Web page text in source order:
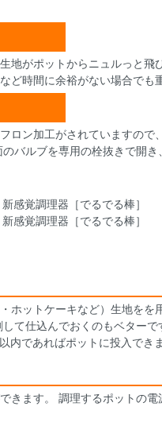
地がポットからニュルっと飛
ど時間に余裕がない場合でも
ロン加工がされていますので
バルブを専用の栓抜きで開
ホットケーキなど）生地をを
て仕込んでおくのもベターで
内であればポットに投入できま
きます。 調理するポットの